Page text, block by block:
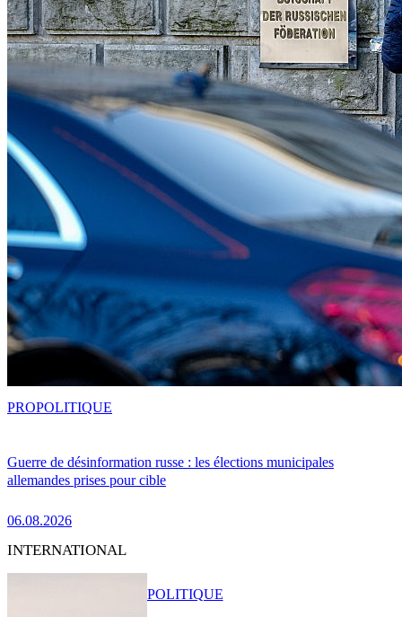
Guerre de désinformation russe : les élections municipales
allemandes prises pour cible
06.08.2026
PROPOLITIQUE
INTERNATIONAL
POLITIQUE